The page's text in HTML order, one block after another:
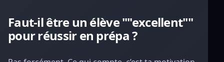
Faut-il être un élève ""excellent""
pour réussir en prépa ?